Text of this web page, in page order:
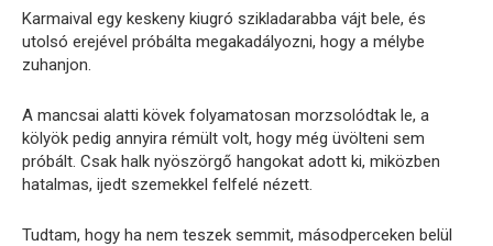
Karmaival egy keskeny kiugró szikladarabba vájt bele, és
utolsó erejével próbálta megakadályozni, hogy a mélybe
zuhanjon.
A mancsai alatti kövek folyamatosan morzsolódtak le, a
kölyök pedig annyira rémült volt, hogy még üvölteni sem
próbált. Csak halk nyöszörgő hangokat adott ki, miközben
hatalmas, ijedt szemekkel felfelé nézett.
Tudtam, hogy ha nem teszek semmit, másodperceken belül